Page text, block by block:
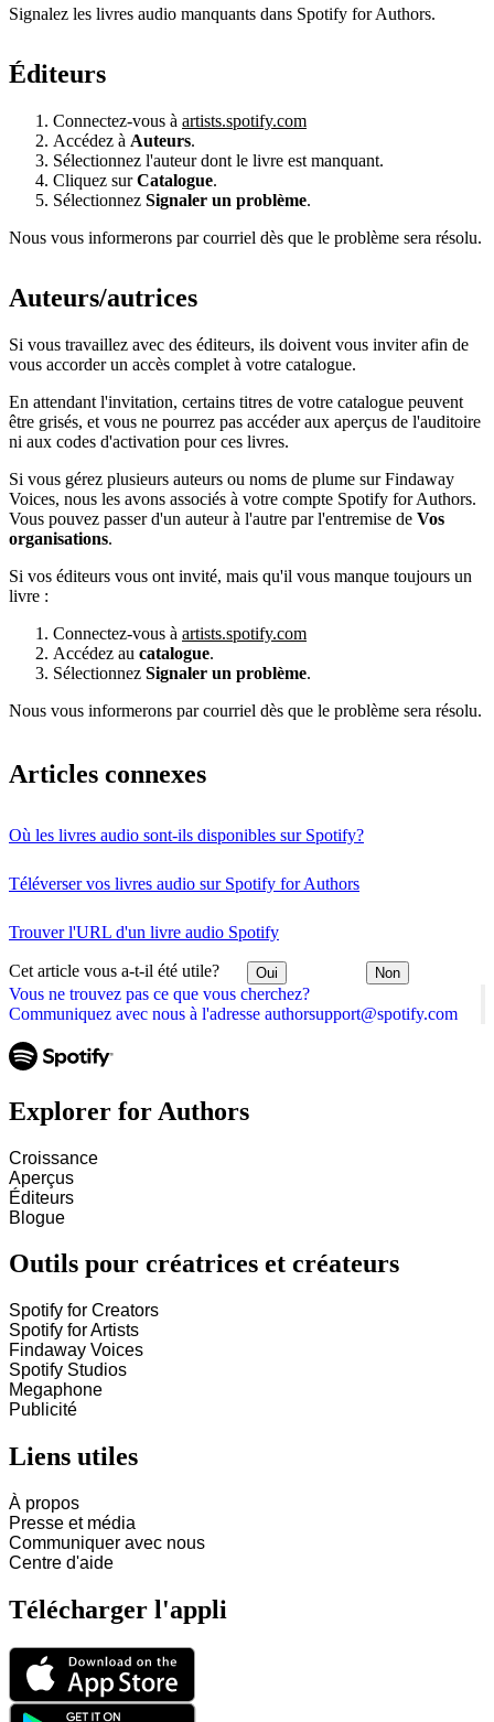
Vous ne trouvez pas ce que vous cherchez?
Communiquez avec nous à l'adresse authorsupport@spotify.com
Signalez les livres audio manquants dans Spotify for Authors.
Éditeurs
Connectez-vous à artists.spotify.com
Accédez à Auteurs.
Sélectionnez l'auteur dont le livre est manquant.
Cliquez surCatalogue.
Sélectionnez Signaler un problème.
Nous vous informerons par courriel dès que le problème sera résolu.
Auteurs/autrices
Si vous travaillez avec des éditeurs, ils doivent vous inviter afin de
vous accorder un accès complet à votre catalogue.
En attendant l'invitation, certains titres de votre catalogue peuvent
être grisés, et vous ne pourrez pas accéder aux aperçus de l'auditoire
ni aux codes d'activation pour ces livres.
Si vous gérez plusieurs auteurs ou noms de plume sur Findaway
Voices, nous les avons associés à votre compte Spotify for Authors.
Vous pouvez passer d'un auteur à l'autre par l'entremise de Vos
organisations.
Si vos éditeurs vous ont invité, mais qu'il vous manque toujours un
livre :
Connectez-vous à artists.spotify.com
Accédez au catalogue.
Sélectionnez Signaler un problème.
Nous vous informerons par courriel dès que le problème sera résolu.
Articles connexes
Où les livres audio sont-ils disponibles sur Spotify?
Téléverser vos livres audio sur Spotify for Authors
Trouver l'URL d'un livre audio Spotify
Cet article vous a-t-il été utile? Oui Non
Explorer for Authors
Croissance
Aperçus
Éditeurs
Blogue
Outils pour créatrices et créateurs
Spotify for Creators
Spotify for Artists
Findaway Voices
Spotify Studios
Megaphone
Publicité
Liens utiles
À propos
Presse et média
Communiquer avec nous
Centre d'aide
Télécharger l'appli